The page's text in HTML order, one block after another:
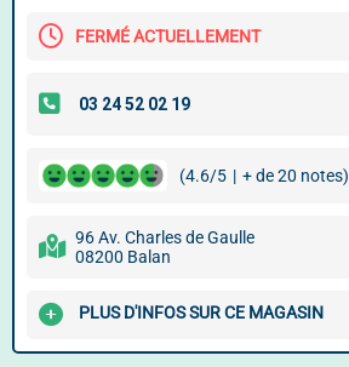
FERMÉ ACTUELLEMENT
(4.6/5 | + de 20 notes)
96 Av. Charles de Gaulle
08200 Balan
PLUS D'INFOS SUR CE MAGASIN